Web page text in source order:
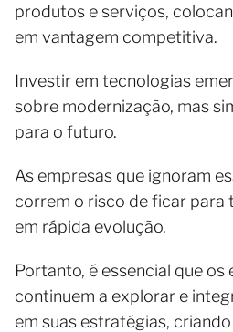
produtos e serviços,
em vantagem competitiva.
Investir em tecnologias
sobre modernização, mas
para o futuro.
As empresas que ignoram
correm o risco de ficar para
em rápida evolução.
Portanto, é essencial que os
continuem a explorar e
em suas estratégias,